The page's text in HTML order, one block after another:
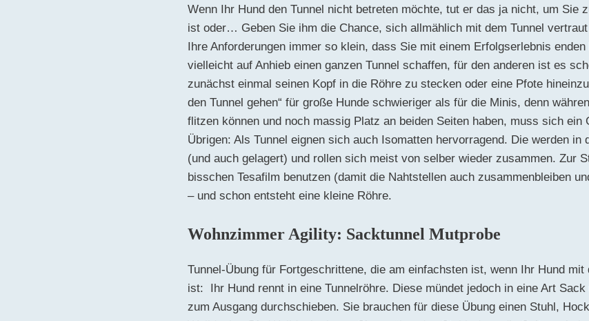
Wenn Ihr Hund den Tunnel nicht betreten möchte, tut er das ja nicht, um Sie
ist oder… Geben Sie ihm die Chance, sich allmählich mit dem Tunnel
Ihre Anforderungen immer so klein, dass Sie mit einem Erfolgserlebnis
vielleicht auf Anhieb einen ganzen Tunnel schaffen, für den anderen ist es
zunächst einmal seinen Kopf in die Röhre zu stecken oder eine Pfote
den Tunnel gehen“ für große Hunde schwieriger als für die Minis, denn
flitzen können und noch massig Platz an beiden Seiten haben, muss sich ein
Übrigen: Als Tunnel eignen sich auch Isomatten hervorragend. Die werden in
(und auch gelagert) und rollen sich meist von selber wieder zusammen. Zur
bisschen Tesafilm benutzen (damit die Nahtstellen auch zusammenbleiben
– und schon entsteht eine kleine Röhre.
Wohnzimmer Agility: Sacktunnel Mutprobe
Tunnel-Übung für Fortgeschrittene, die am einfachsten ist, wenn Ihr Hund
ist: Ihr Hund rennt in eine Tunnelröhre. Diese mündet jedoch in eine Art
zum Ausgang durchschieben. Sie brauchen für diese Übung einen Stuhl,